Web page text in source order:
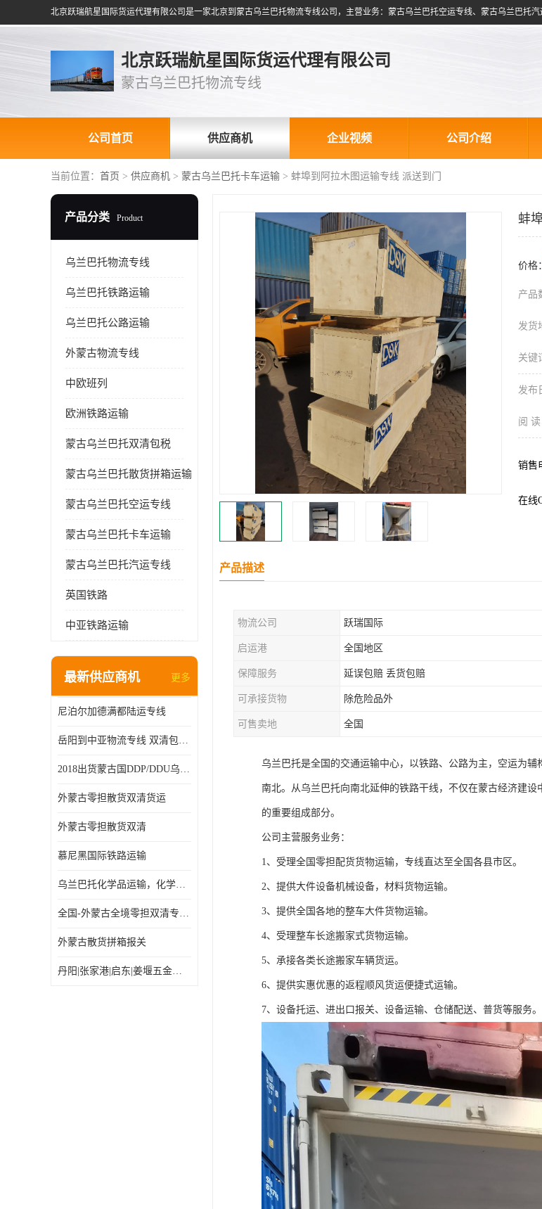
北京跃瑞航星国际货运代理有限公司
蒙古乌兰巴托物流专线
公司首页 供应商机 企业视频 公司介绍
当前位置： 首页 > 供应商机 > 蒙古乌兰巴托卡车运输 > 蚌埠到阿拉木图运输专线 派送到门
产品分类 Product
乌兰巴托物流专线
乌兰巴托铁路运输
乌兰巴托公路运输
外蒙古物流专线
中欧班列
欧洲铁路运输
蒙古乌兰巴托双清包税
蒙古乌兰巴托散货拼箱运输
蒙古乌兰巴托空运专线
蒙古乌兰巴托卡车运输
蒙古乌兰巴托汽运专线
英国铁路
中亚铁路运输
最新供应商机 更多
尼泊尔加德满都陆运专线
岳阳到中亚物流专线 双清包税 一站服务
2018出货蒙古国DDP/DDU乌兰巴托双清国际物流专线
外蒙古零担散货双清货运
外蒙古零担散货双清
慕尼黑国际铁路运输
乌兰巴托化学品运输，化学品怎么运到乌兰巴托
全国-外蒙古全境零担双清专线/外蒙古DDP双清
外蒙古散货拼箱报关
丹阳|张家港|启东|姜堰五金机电工具出口乌兰巴托怎么运输较划算
蚌
价格：
产品
发货
关键
发布
阅 读
销售
在线
产品描述
物流公司 跃瑞国际
启运港 全国地区
保障服务 延误包赔 丢货包赔
可承接货物 除危险品外
可售卖地 全国
乌兰巴托是全国的交通运输中心，以铁路、公路为主，空运为
南北。从乌兰巴托向南北延伸的铁路干线，不仅在蒙古经济建
的重要组成部分。
公司主营服务业务：
1、受理全国零担配货货物运输，专线直达至全国各县市区。
2、提供大件设备机械设备，材料货物运输。
3、提供全国各地的整车大件货物运输。
4、受理整车长途搬家式货物运输。
5、承接各类长途搬家车辆货运。
6、提供实惠优惠的返程顺风货运便捷式运输。
7、设备托运、进出口报关、设备运输、仓储配送、普货等服务。